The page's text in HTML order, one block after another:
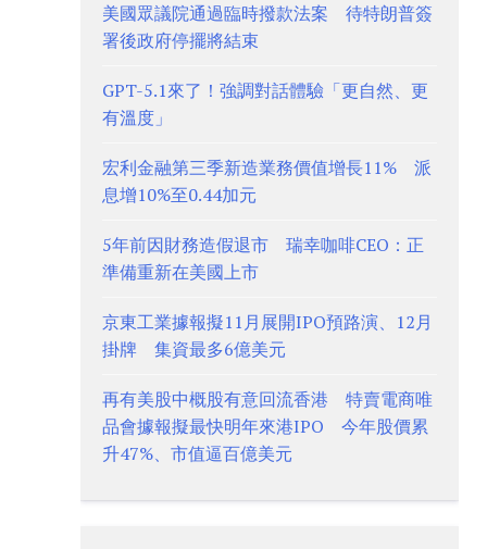
美國眾議院通過臨時撥款法案 待特朗普簽
署後政府停擺將結束
GPT-5.1來了！強調對話體驗「更自然、更
有溫度」
宏利金融第三季新造業務價值增長11% 派
息增10%至0.44加元
5年前因財務造假退市 瑞幸咖啡CEO：正
準備重新在美國上市
京東工業據報擬11月展開IPO預路演、12月
掛牌 集資最多6億美元
再有美股中概股有意回流香港 特賣電商唯
品會據報擬最快明年來港IPO 今年股價累
升47%、市值逼百億美元